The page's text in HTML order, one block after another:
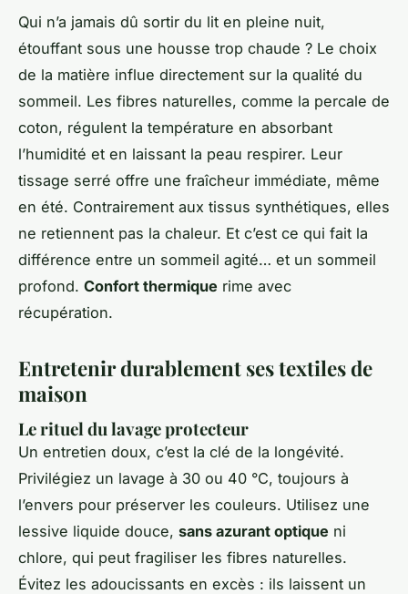
Qui n’a jamais dû sortir du lit en pleine nuit,
étouffant sous une housse trop chaude ? Le choix
de la matière influe directement sur la qualité du
sommeil. Les fibres naturelles, comme la percale de
coton, régulent la température en absorbant
l’humidité et en laissant la peau respirer. Leur
tissage serré offre une fraîcheur immédiate, même
en été. Contrairement aux tissus synthétiques, elles
ne retiennent pas la chaleur. Et c’est ce qui fait la
différence entre un sommeil agité… et un sommeil
profond. Confort thermique rime avec
récupération.
Entretenir durablement ses textiles de
maison
Le rituel du lavage protecteur
Un entretien doux, c’est la clé de la longévité.
Privilégiez un lavage à 30 ou 40 °C, toujours à
l’envers pour préserver les couleurs. Utilisez une
lessive liquide douce, sans azurant optique ni
chlore, qui peut fragiliser les fibres naturelles.
Évitez les adoucissants en excès : ils laissent un